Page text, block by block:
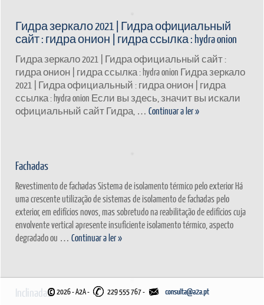
Гидра зеркало 2021 | Гидра официальный
сайт : гидра онион | гидра ссылка : hydra onion
Гидра зеркало 2021 | Гидра официальный сайт :
гидра онион | гидра ссылка : hydra onion Гидра зеркало
2021 | Гидра официальный : гидра онион | гидра
ссылка : hydra onion Если вы здесь, значит вы искали
официальный сайт Гидра, … Continuar a ler»
Fachadas
Revestimento de fachadas Sistema de isolamento térmico pelo exterior Há
uma crescente utilização de sistemas de isolamento de fachadas pelo
exterior, em edifícios novos, mas sobretudo na reabilitação de edifícios cuja
envolvente vertical apresente insuficiente isolamento térmico, aspecto
degradado ou … Continuar a ler»
Inclinadas©2026 - A2A- 229 555 767 -